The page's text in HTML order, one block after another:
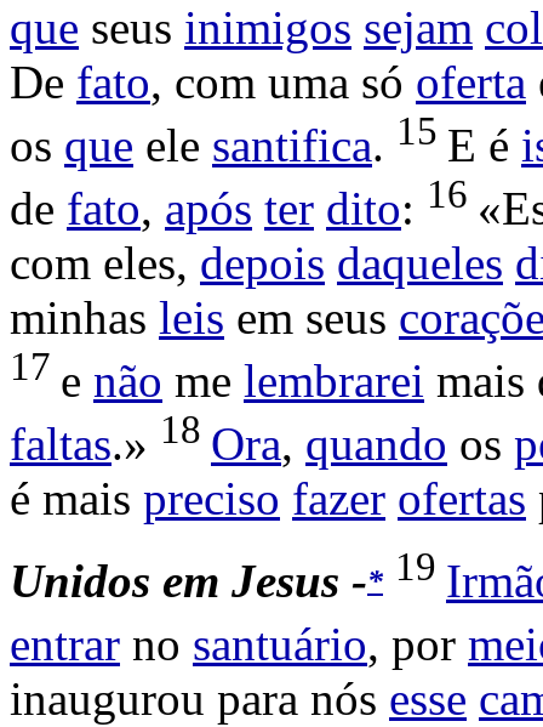
que seus inimigos sejam
De fato, com uma só oferta
os que ele santifica. 15 E é
de fato, após ter dito: 16
com eles, depois daqueles
minhas leis em seus
17 e não me lembrarei mais
faltas.» 18 Ora, quando os
é mais preciso fazer ofertas
Unidos em Jesus -* 19
entrar no santuário, por
inaugurou para nós esse